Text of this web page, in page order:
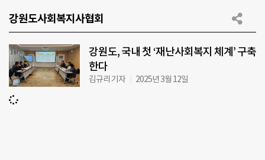
강원도사회복지사협회
강원도, 국내 첫 ‘재난사회복지 체계’ 구축
한다
김규리 기자 2025년 3월 12일